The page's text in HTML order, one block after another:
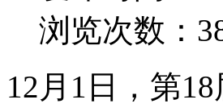
浏览次数：
12月1日，第